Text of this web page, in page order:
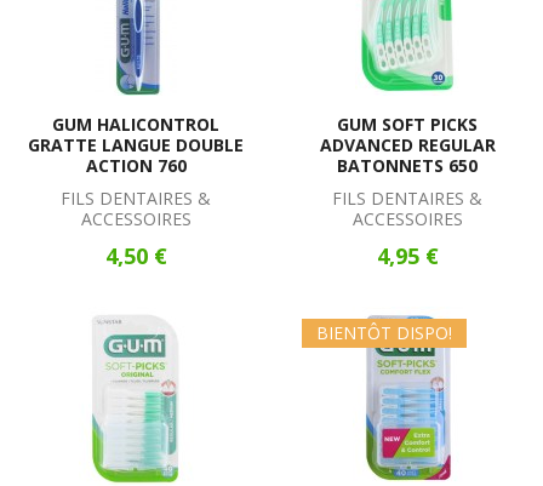
GUM HALICONTROL
GRATTE LANGUE DOUBLE
ACTION 760
FILS DENTAIRES &
ACCESSOIRES
4,50 €
GUM SOFT PICKS
ADVANCED REGULAR
BATONNETS 650
FILS DENTAIRES &
ACCESSOIRES
4,95 €
BIENTÔT DISPO!